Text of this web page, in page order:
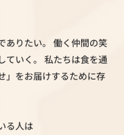
ありたい。 働く仲間の笑
ていく。 私たちは食を通
」をお届けするために存
る人は